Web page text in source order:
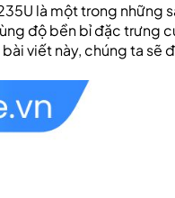
là một trong những
độ bền bỉ đặc trưng
viết này, chúng ta sẽ